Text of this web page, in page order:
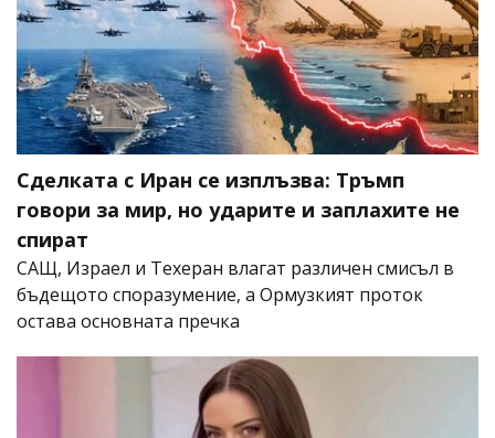
Сделката с Иран се изплъзва: Тръмп
говори за мир, но ударите и заплахите не
спират
САЩ, Израел и Техеран влагат различен смисъл в
бъдещото споразумение, а Ормузкият проток
остава основната пречка